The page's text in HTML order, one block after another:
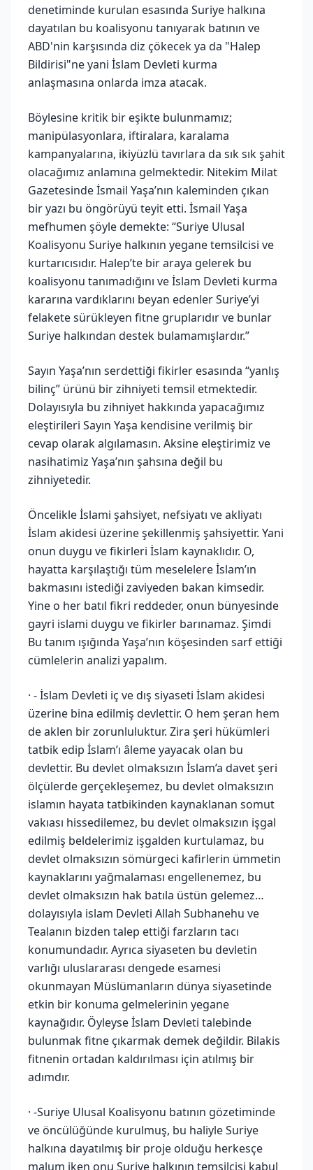
denetiminde kurulan esasında Suriye halkına
dayatılan bu koalisyonu tanıyarak batının ve
ABD'nin karşısında diz çökecek ya da "Halep
Bildirisi"ne yani İslam Devleti kurma
anlaşmasına onlarda imza atacak.
Böylesine kritik bir eşikte bulunmamız;
manipülasyonlara, iftiralara, karalama
kampanyalarına, ikiyüzlü tavırlara da sık sık şahit
olacağımız anlamına gelmektedir. Nitekim Milat
Gazetesinde İsmail Yaşa’nın kaleminden çıkan
bir yazı bu öngörüyü teyit etti. İsmail Yaşa
mefhumen şöyle demekte: “Suriye Ulusal
Koalisyonu Suriye halkının yegane temsilcisi ve
kurtarıcısıdır. Halep’te bir araya gelerek bu
koalisyonu tanımadığını ve İslam Devleti kurma
kararına vardıklarını beyan edenler Suriye’yi
felakete sürükleyen fitne gruplarıdır ve bunlar
Suriye halkından destek bulamamışlardır.”
Sayın Yaşa’nın serdettiği fikirler esasında “yanlış
bilinç” ürünü bir zihniyeti temsil etmektedir.
Dolayısıyla bu zihniyet hakkında yapacağımız
eleştirileri Sayın Yaşa kendisine verilmiş bir
cevap olarak algılamasın. Aksine eleştirimiz ve
nasihatimiz Yaşa’nın şahsına değil bu
zihniyetedir.
Öncelikle İslami şahsiyet, nefsiyatı ve akliyatı
İslam akidesi üzerine şekillenmiş şahsiyettir. Yani
onun duygu ve fikirleri İslam kaynaklıdır. O,
hayatta karşılaştığı tüm meselelere İslam’ın
bakmasını istediği zaviyeden bakan kimsedir.
Yine o her batıl fikri reddeder, onun bünyesinde
gayri islami duygu ve fikirler barınamaz. Şimdi
Bu tanım ışığında Yaşa’nın köşesinden sarf ettiği
cümlelerin analizi yapalım.
· - İslam Devleti iç ve dış siyaseti İslam akidesi
üzerine bina edilmiş devlettir. O hem şeran hem
de aklen bir zorunluluktur. Zira şeri hükümleri
tatbik edip İslam’ı âleme yayacak olan bu
devlettir. Bu devlet olmaksızın İslam’a davet şeri
ölçülerde gerçekleşemez, bu devlet olmaksızın
islamın hayata tatbikinden kaynaklanan somut
vakıası hissedilemez, bu devlet olmaksızın işgal
edilmiş beldelerimiz işgalden kurtulamaz, bu
devlet olmaksızın sömürgeci kafirlerin ümmetin
kaynaklarını yağmalaması engellenemez, bu
devlet olmaksızın hak batıla üstün gelemez…
dolayısıyla islam Devleti Allah Subhanehu ve
Tealanın bizden talep ettiği farzların tacı
konumundadır. Ayrıca siyaseten bu devletin
varlığı uluslararası dengede esamesi
okunmayan Müslümanların dünya siyasetinde
etkin bir konuma gelmelerinin yegane
kaynağıdır. Öyleyse İslam Devleti talebinde
bulunmak fitne çıkarmak demek değildir. Bilakis
fitnenin ortadan kaldırılması için atılmış bir
adımdır.
· -Suriye Ulusal Koalisyonu batının gözetiminde
ve öncülüğünde kurulmuş, bu haliyle Suriye
halkına dayatılmış bir proje olduğu herkesçe
malum iken onu Suriye halkının temsilcisi kabul